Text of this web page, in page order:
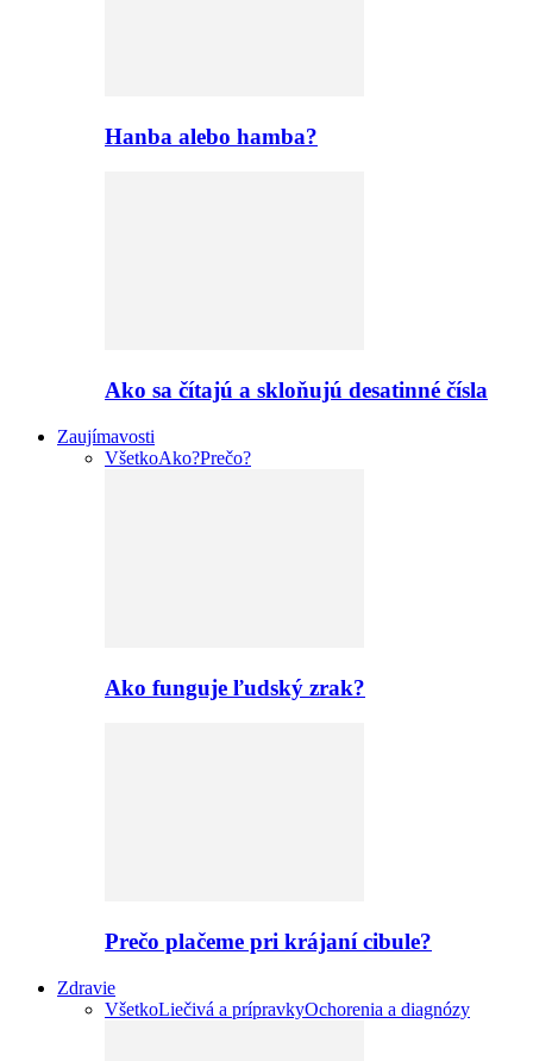
Hanba alebo hamba?
Ako sa čítajú a skloňujú desatinné čísla
Zaujímavosti
VšetkoAko?Prečo?
Ako funguje ľudský zrak?
Prečo plačeme pri krájaní cibule?
Zdravie
VšetkoLiečivá a prípravkyOchorenia a diagnózy